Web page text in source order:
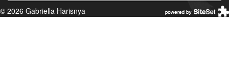
© 2026 Gabriella Harisnya